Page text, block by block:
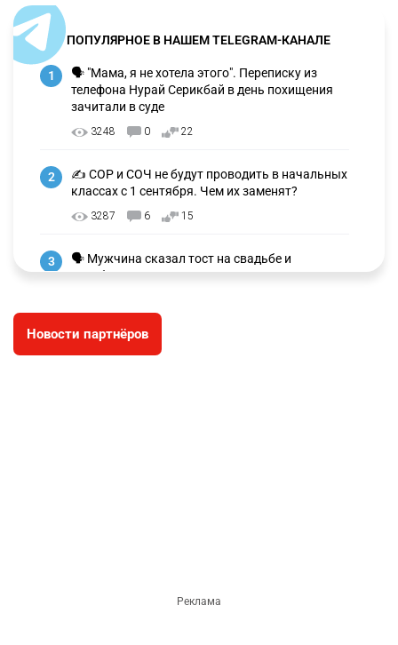
ПОПУЛЯРНОЕ В НАШЕМ TELEGRAM-КАНАЛЕ
1
🗣 "Мама, я не хотела этого". Переписку из
телефона Нурай Серикбай в день похищения
зачитали в суде
3248 0 22
2
✍️ СОР и СОЧ не будут проводить в начальных
классах с 1 сентября. Чем их заменят?
3287 6 15
3
🗣 Мужчина сказал тост на свадьбе и
заработал уголовное дело
🐏 Скота больше, а мясо дороже. Почему в
Казахстане продолжают расти цены на
Новости партнёров